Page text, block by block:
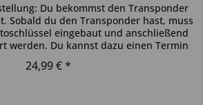
Du bekommst den Transponder
Sobald du den Transponder hast, muss
eingebaut und anschließend
werden. Du kannst dazu einen Termin
24,99 € *